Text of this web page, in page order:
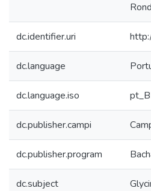
dc.identifier.uri
dc.language
dc.language.iso
dc.publisher.campi
dc.publisher.program
dc.subject